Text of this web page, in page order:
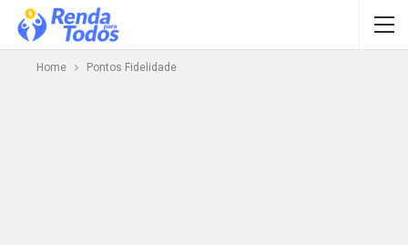
Home Pontos Fidelidade